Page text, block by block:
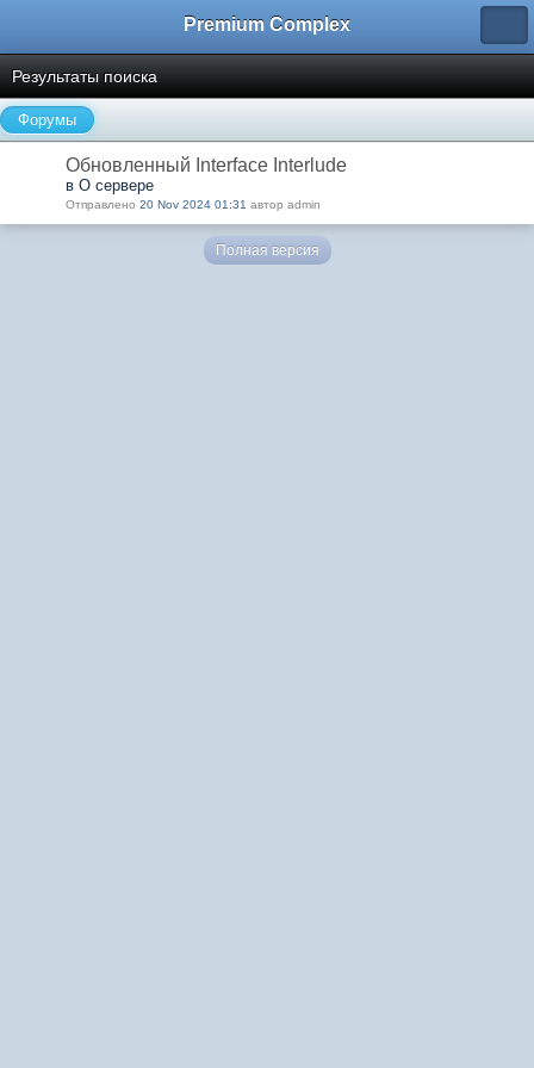
Premium Complex
Результаты поиска
Форумы
Обновленный Interface Interlude
в О сервере
Отправлено 20 Nov 2024 01:31 автор admin
Полная версия